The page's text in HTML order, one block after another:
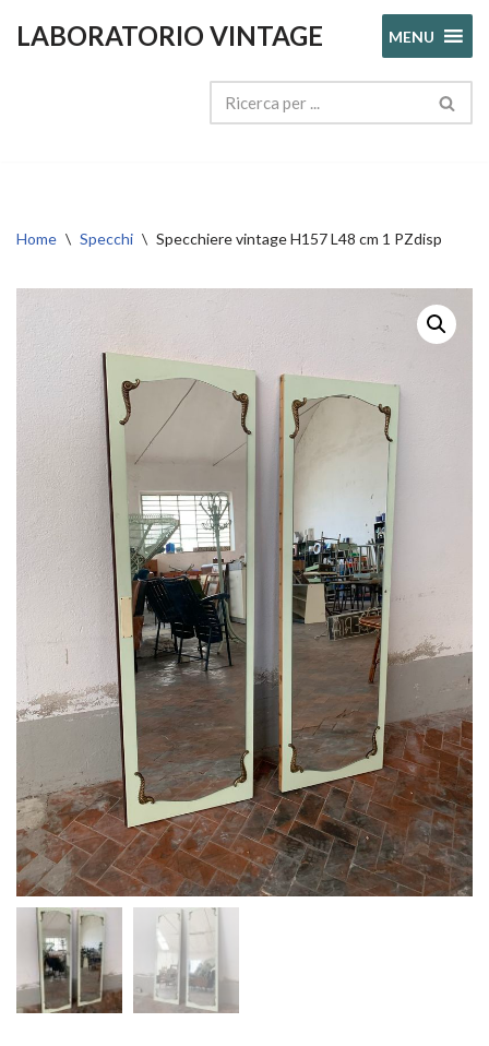
LABORATORIO VINTAGE MENU
Home \ Specchi \ Specchiere vintage H157 L48 cm 1 PZdisp